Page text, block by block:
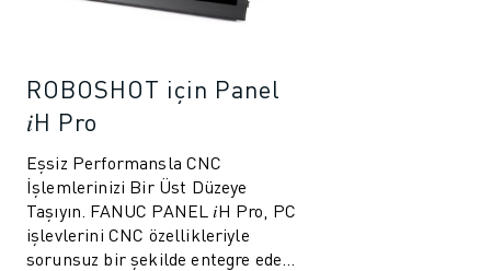
ROBOSHOT için Panel
𝑖H Pro
Eşsiz Performansla CNC
İşlemlerinizi Bir Üst Düzeye
Taşıyın. FANUC PANEL 𝑖H Pro, PC
işlevlerini CNC özellikleriyle
sorunsuz bir şekilde entegre eden,